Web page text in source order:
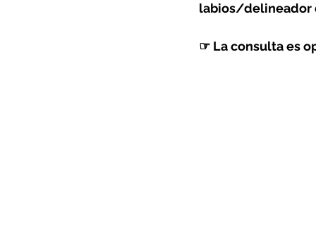
labios/delineador
☞ La consulta es